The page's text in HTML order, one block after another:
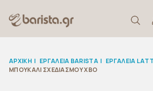
ΑΡΧΙΚΉ | ΕΡΓΑΛΕΙΑ BARISTA | ΕΡΓΑΛΕΙΑ
ΜΠΟΥΚΆΛΙ ΣΧΕΔΙΑΣΜΟΎ XBO